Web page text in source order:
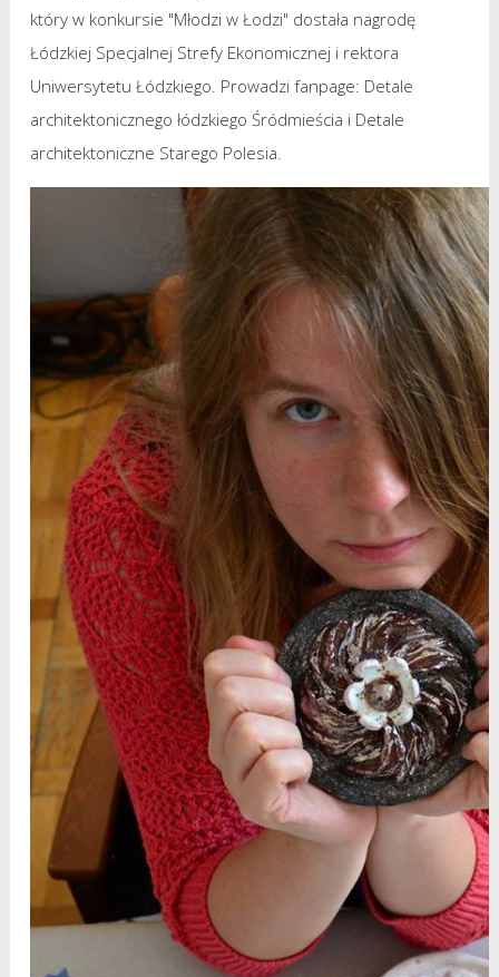
który w konkursie "Młodzi w Łodzi" dostała nagrodę
Łódzkiej Specjalnej Strefy Ekonomicznej i rektora
Uniwersytetu Łódzkiego. Prowadzi fanpage: Detale
architektonicznego łódzkiego Śródmieścia i Detale
architektoniczne Starego Polesia.